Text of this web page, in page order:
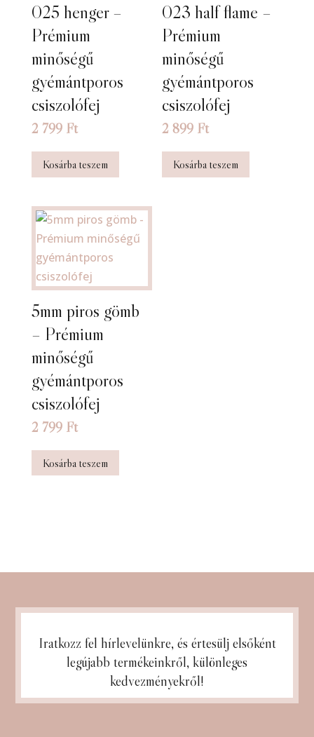
025 henger –
Prémium
minőségű
gyémántporos
csiszolófej
2 799 Ft
Kosárba teszem
023 half flame –
Prémium
minőségű
gyémántporos
csiszolófej
2 899 Ft
Kosárba teszem
5mm piros gömb
– Prémium
minőségű
gyémántporos
csiszolófej
2 799 Ft
Kosárba teszem
Iratkozz fel hírlevelünkre, és értesülj elsőként
legújabb termékeinkről, különleges
kedvezményekről!